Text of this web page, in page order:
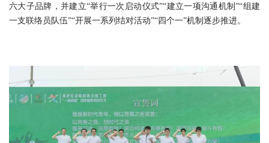
六大子品牌，并建立“举行一次启动仪式”“建立一项沟通机制”“组建
一支联络员队伍”“开展一系列结对活动”“四个一”机制逐步推进。